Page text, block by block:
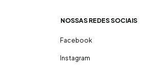
NOSSAS REDES SOCIAIS
Facebook
Instagram